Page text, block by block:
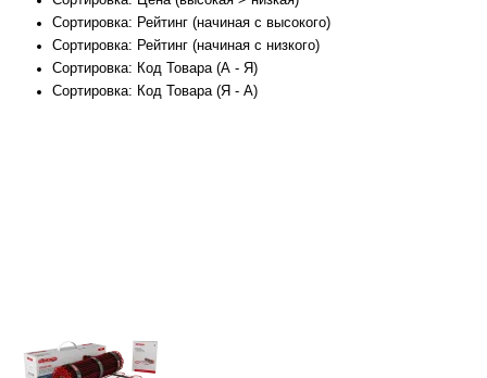
Сортировка: Рейтинг (начиная с высокого)
Сортировка: Рейтинг (начиная с низкого)
Сортировка: Код Товара (А - Я)
Сортировка: Код Товара (Я - А)